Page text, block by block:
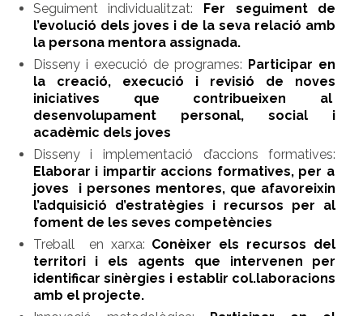
Seguiment individualitzat: Fer seguiment de
l’evolució dels joves i de la seva relació amb
la persona mentora assignada.
Disseny i execució de programes: Participar en
la creació, execució i revisió de noves
iniciatives que contribueixen al
desenvolupament personal, social i
acadèmic dels joves
Disseny i implementació d’accions formatives:
Elaborar i impartir accions formatives, per a
joves i persones mentores, que afavoreixin
l’adquisició d’estratègies i recursos per al
foment de les seves competències
Treball en xarxa: Conèixer els recursos del
territori i els agents que intervenen per
identificar sinèrgies i establir col.laboracions
amb el projecte.